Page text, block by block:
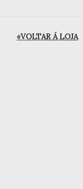
«VOLTAR Á LOJA